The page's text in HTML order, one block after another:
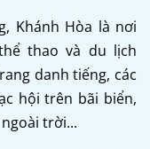
Khánh Hòa là nơi
thao và du lịch
danh tiếng, các
hội trên bãi biển,
trời...